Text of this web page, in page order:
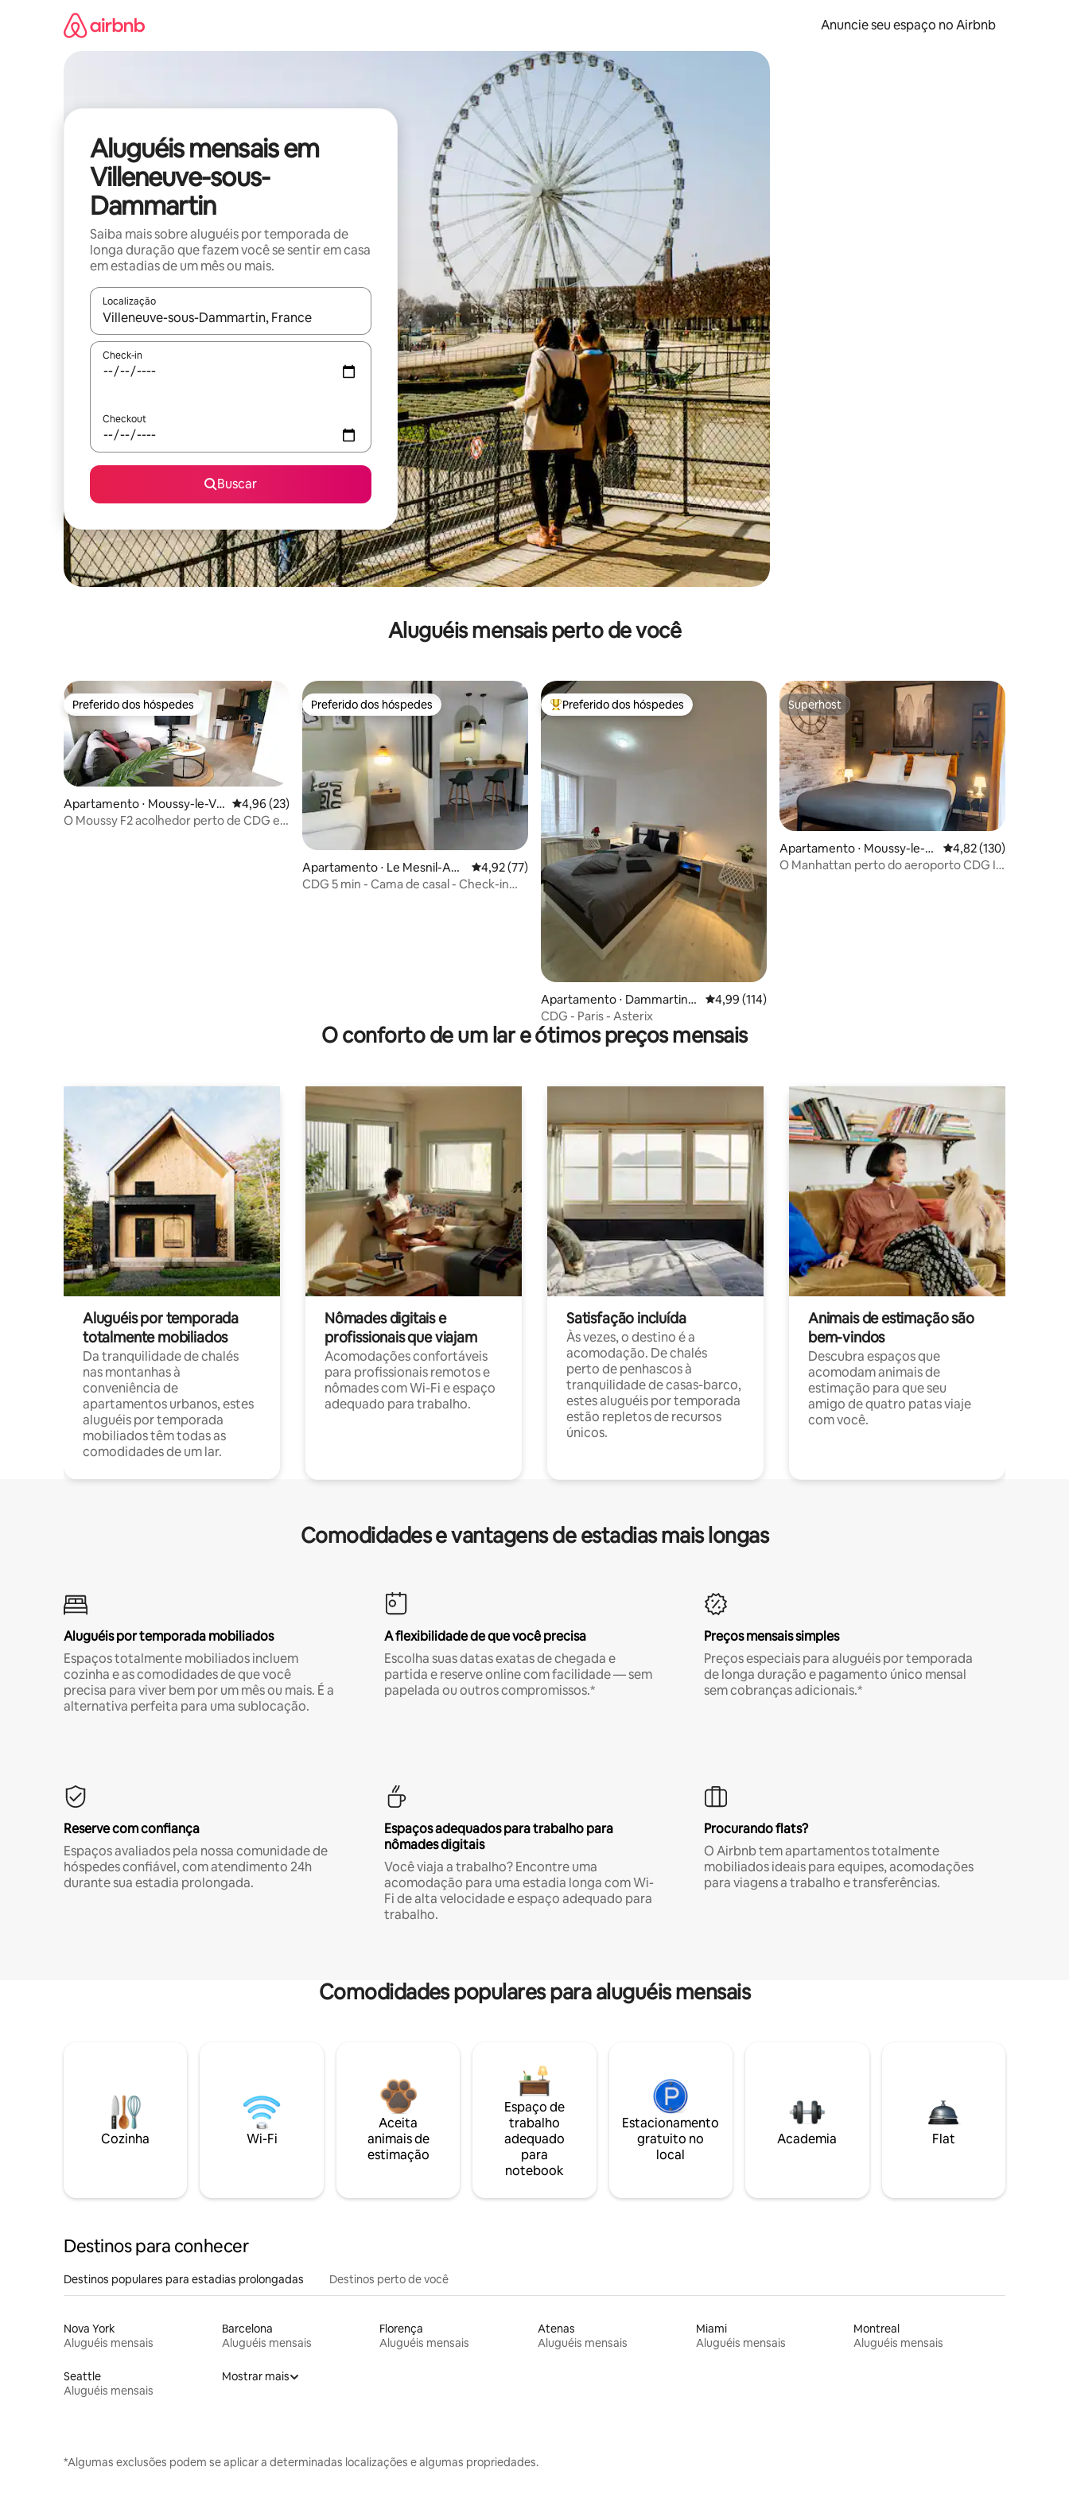
Anuncie seu espaço no Airbnb
Aluguéis mensais em
Villeneuve-sous-
Dammartin
Saiba mais sobre aluguéis por temporada de
longa duração que fazem você se sentir em casa
em estadias de um mês ou mais.
Localização
Quando os resultados estiverem disponíveis, explore-os usando as seta para cima e para baixo do teclado ou tocando e deslizando o dedo na tela.
Check-in
Checkout
Buscar
Aluguéis mensais perto de você
Preferido dos hóspedes
Preferido dos hóspedes
Apartamento ⋅ Moussy-le-Vi
eux
4,96 de uma avaliação média de 5, 23 avaliações
4,96 (23)
O Moussy F2 acolhedor perto de CDG e
Preferido dos hóspedes
Preferido dos hóspedes
Apartamento ⋅ Le Mesnil-Am
elot
4,92 de uma avaliação média de 5, 77 avaliações
4,92 (77)
CDG 5 min - Cama de casal - Check-in
Entre os melhores preferidos dos hóspedes
Preferido dos hóspedes
Apartamento ⋅ Dammartin-
en-Goële
4,99 de uma avaliação média de 5, 114 avaliações
4,99 (114)
CDG - Paris - Asterix
Superhost
Superhost
Apartamento ⋅ Moussy-le-Vi
eux
4,82 de uma avaliação
4,82 (130)
O Manhattan perto do aeroporto CDG I
O conforto de um lar e ótimos preços mensais
Aluguéis por temporada
totalmente mobiliados
Da tranquilidade de chalés
nas montanhas à
conveniência de
apartamentos urbanos, estes
aluguéis por temporada
mobiliados têm todas as
comodidades de um lar.
Nômades digitais e
profissionais que viajam
Acomodações confortáveis
para profissionais remotos e
nômades com Wi-Fi e espaço
adequado para trabalho.
Satisfação incluída
Às vezes, o destino é a
acomodação. De chalés
perto de penhascos à
tranquilidade de casas-barco,
estes aluguéis por temporada
estão repletos de recursos
únicos.
Animais de estimação são
bem-vindos
Descubra espaços que
acomodam animais de
estimação para que seu
amigo de quatro patas viaje
com você.
Comodidades e vantagens de estadias mais longas
Aluguéis por temporada mobiliados
Espaços totalmente mobiliados incluem
cozinha e as comodidades de que você
precisa para viver bem por um mês ou mais. É a
alternativa perfeita para uma sublocação.
A flexibilidade de que você precisa
Escolha suas datas exatas de chegada e
partida e reserve online com facilidade — sem
papelada ou outros compromissos.*
Preços mensais simples
Preços especiais para aluguéis por temporada
de longa duração e pagamento único mensal
sem cobranças adicionais.*
Reserve com confiança
Espaços avaliados pela nossa comunidade de
hóspedes confiável, com atendimento 24h
durante sua estadia prolongada.
Espaços adequados para trabalho para
nômades digitais
Você viaja a trabalho? Encontre uma
acomodação para uma estadia longa com Wi-
Fi de alta velocidade e espaço adequado para
trabalho.
Procurando flats?
O Airbnb tem apartamentos totalmente
mobiliados ideais para equipes, acomodações
para viagens a trabalho e transferências.
Comodidades populares para aluguéis mensais
Cozinha Wi-Fi
Aceita
animais de
estimação
Espaço de
trabalho
adequado
para
notebook
Estacionamento
gratuito no
local
Academia Flat
Destinos para conhecer
Destinos populares para estadias prolongadas Destinos perto de você
Nova York
Aluguéis mensais
Barcelona
Aluguéis mensais
Florença
Aluguéis mensais
Atenas
Aluguéis mensais
Miami
Aluguéis mensais
Montreal
Aluguéis mensais
Seattle
Aluguéis mensais
Mostrar mais
*Algumas exclusões podem se aplicar a determinadas localizações e algumas propriedades.